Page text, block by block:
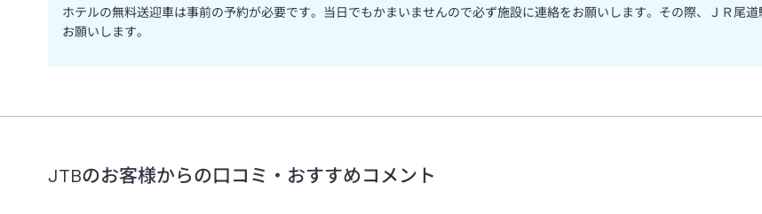
ホテルの無料送迎車は事前の予約が必要です。当日でもかまいませんので必ず施設に連絡をお願いします。その際、ＪＲ尾
お願いします。
JTBのお客様からの口コミ・おすすめコメント